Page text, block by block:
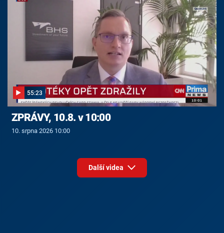
55:23
ZPRÁVY, 10.8. v 10:00
10. srpna 2026 10:00
Další videa